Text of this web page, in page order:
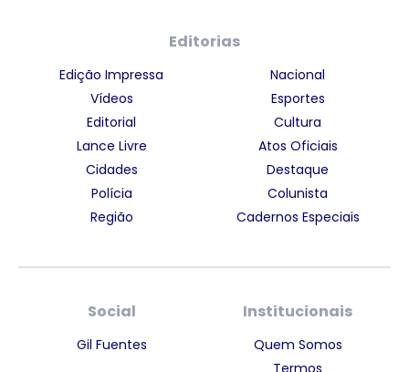
Editorias
Edição Impressa
Vídeos
Editorial
Lance Livre
Cidades
Polícia
Região
Nacional
Esportes
Cultura
Atos Oficiais
Destaque
Colunista
Cadernos Especiais
Social
Gil Fuentes
Institucionais
Quem Somos
Termos